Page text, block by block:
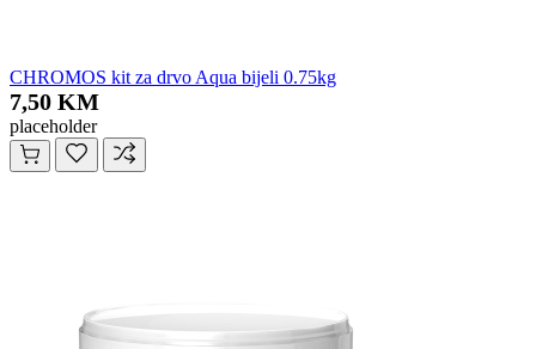
CHROMOS kit za drvo Aqua bijeli 0.75kg
7,50 KM
placeholder